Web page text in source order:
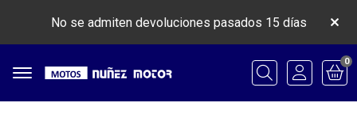
No se admiten devoluciones pasados 15 días
Buscar
0